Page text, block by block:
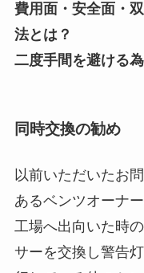
費用面・安全面・
法とは？
二度手間を避ける
同時交換の勧め
以前いただいたお
あるベンツオーナ
工場へ出向いた時
サーを交換し警告